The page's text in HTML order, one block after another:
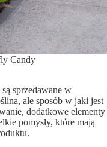
Candy
sprzedawane w
ale sposób w jaki jest
dodatkowe elementy
pomysły, które mają